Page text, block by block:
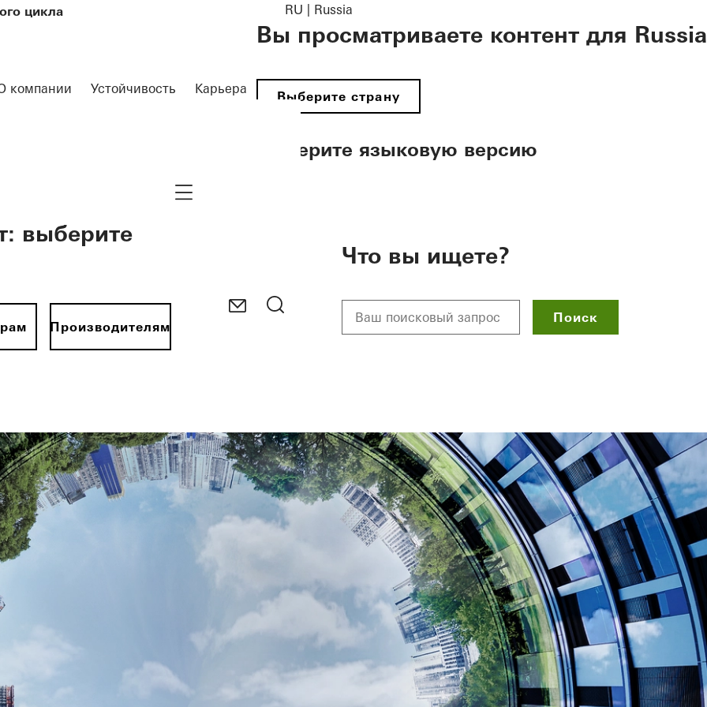
компании Устойчивость​ Карьера
RU | Russia
Вы просматриваете контент для Russia
Выберите страну
Выберите языковую версию
выберите
Производителям
Navigation öffnen
Что вы ищете?
Поиск
цикла